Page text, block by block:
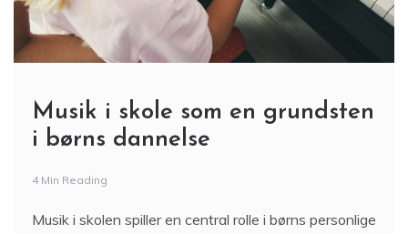
Musik i skole som en grundsten
i børns dannelse
4 Min Reading
Musik i skolen spiller en central rolle i børns personlige